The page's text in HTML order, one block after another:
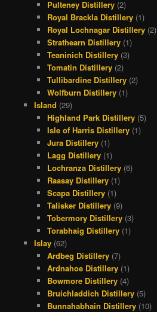
Pulteney Distillery (2)
Royal Brackla Distillery (1)
Royal Lochnagar Distillery (2)
Strathearn Distillery (1)
Teaninich Distillery (3)
Tomatin Distillery (2)
Tullibardine Distillery (2)
Wolfburn Distillery (1)
Island (29)
Highland Park Distillery (5)
Isle of Harris Distillery (1)
Jura Distillery (1)
Lagg Distillery (1)
Lochranza Distillery (6)
Raasay Distillery (1)
Scapa Distillery (1)
Talisker Distillery (9)
Tobermory Distillery (3)
Torabhaig Distillery (1)
Islay(62)
Ardbeg Distillery (7)
Ardnahoe Distillery (1)
Bowmore Distillery (4)
Bruichladdich Distillery (5)
Bunnahabhain Distillery (10)